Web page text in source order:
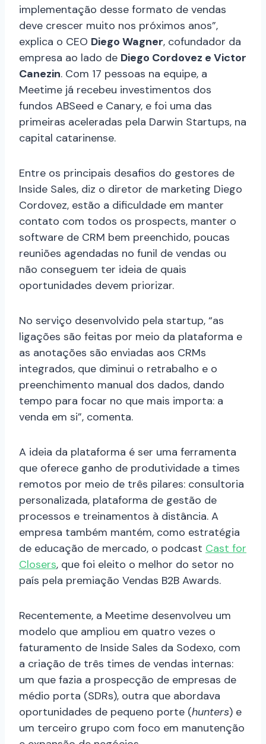
implementação desse formato de vendas
deve crescer muito nos próximos anos”,
explica o CEO Diego Wagner, cofundador da
empresa ao lado de Diego Cordovez e Victor
Canezin. Com 17 pessoas na equipe, a
Meetime já recebeu investimentos dos
fundos ABSeed e Canary, e foi uma das
primeiras aceleradas pela Darwin Startups, na
capital catarinense.
Entre os principais desafios do gestores de
Inside Sales, diz o diretor de marketing Diego
Cordovez, estão a dificuldade em manter
contato com todos os prospects, manter o
software de CRM bem preenchido, poucas
reuniões agendadas no funil de vendas ou
não conseguem ter ideia de quais
oportunidades devem priorizar.
No serviço desenvolvido pela startup, “as
ligações são feitas por meio da plataforma e
as anotações são enviadas aos CRMs
integrados, que diminui o retrabalho e o
preenchimento manual dos dados, dando
tempo para focar no que mais importa: a
venda em si”, comenta.
A ideia da plataforma é ser uma ferramenta
que oferece ganho de produtividade a times
remotos por meio de três pilares: consultoria
personalizada, plataforma de gestão de
processos e treinamentos à distância. A
empresa também mantém, como estratégia
de educação de mercado, o podcast Cast for
Closers, que foi eleito o melhor do setor no
país pela premiação Vendas B2B Awards.
Recentemente, a Meetime desenvolveu um
modelo que ampliou em quatro vezes o
faturamento de Inside Sales da Sodexo, com
a criação de três times de vendas internas:
um que fazia a prospecção de empresas de
médio porta (SDRs), outra que abordava
oportunidades de pequeno porte (hunters) e
um terceiro grupo com foco em manutenção